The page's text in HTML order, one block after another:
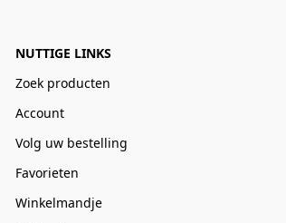
NUTTIGE LINKS
Zoek producten
Account
Volg uw bestelling
Favorieten
Winkelmandje